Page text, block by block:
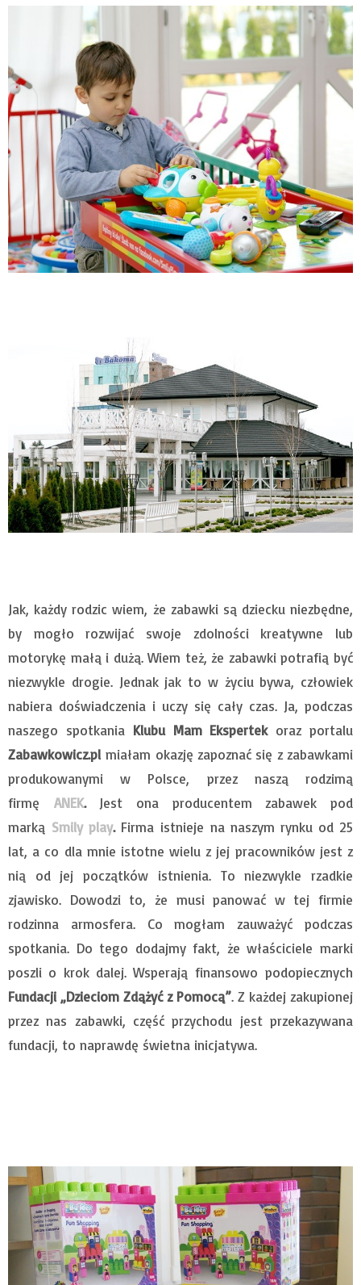
Jak, każdy rodzic wiem, że zabawki są dziecku niezbędne,
by mogło rozwijać swoje zdolności kreatywne lub
motorykę małą i dużą. Wiem też, że zabawki potrafią być
niezwykle drogie. Jednak jak to w życiu bywa, człowiek
nabiera doświadczenia i uczy się cały czas. Ja, podczas
naszego spotkania Klubu Mam Ekspertekoraz portalu
Zabawkowicz.plmiałam okazję zapoznać się z zabawkami
produkowanymi w Polsce, przez naszą rodzimą
firmę ANEK. Jest ona producentem zabawek pod
marką Smily play. Firma istnieje na naszym rynku od 25
lat, a co dla mnie istotne wielu z jej pracowników jest z
nią od jej początków istnienia. To niezwykle rzadkie
zjawisko. Dowodzi to, że musi panować w tej firmie
rodzinna armosfera. Co mogłam zauważyć podczas
spotkania. Do tego dodajmy fakt, że właściciele marki
poszli o krok dalej. Wsperają finansowo podopiecznych
Fundacji „Dzieciom Zdążyć z Pomocą”. Z każdej zakupionej
przez nas zabawki, część przychodu jest przekazywana
fundacji, to naprawdę świetna inicjatywa.